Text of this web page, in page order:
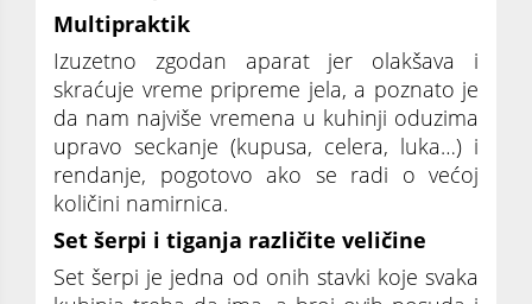
Multipraktik
Izuzetno zgodan aparat jer olakšava i
skraćuje vreme pripreme jela, a poznato je
da nam najviše vremena u kuhinji oduzima
upravo seckanje (kupusa, celera, luka…) i
rendanje, pogotovo ako se radi o većoj
količini namirnica.
Set šerpi i tiganja različite veličine
Set šerpi je jedna od onih stavki koje svaka